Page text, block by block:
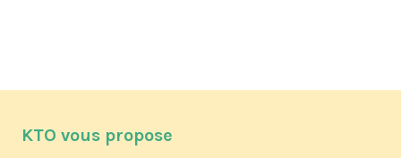
KTO vous propose